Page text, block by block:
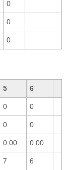
0
0
0
5 6
0 0
0 0
0.00 0.00
7 6